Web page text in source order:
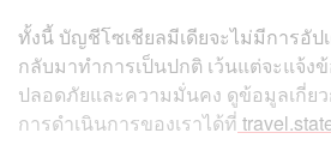
ทั้งนี้ บัญชีโซเชียลมีเดียจะไม่มีการอัป
กลับมาทำการเป็นปกติ เว้นแต่จะแจ้ง
ปลอดภัยและความมั่นคง ดูข้อมูลเกี่ย
การดำเนินการของเราได้ที่